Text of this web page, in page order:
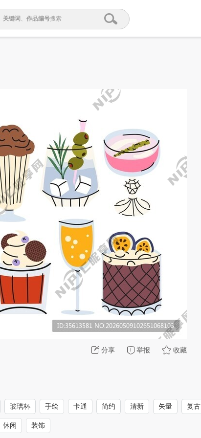
关键词 、 作品编号搜索
分享 举报 收藏
玻璃杯 手绘 卡通 简约 清新 矢量 复古
休闲 装饰